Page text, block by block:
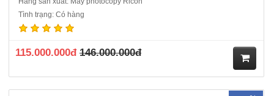
Tình trạng: Có hàng
115.000.000đ 146.000.000đ
hãng nguyên đai, nguyên kiện , CO, CQ chính hãng. Chức năng
chính: Photocopy, In mạng, Scan màu Tốc độ sao chụp liên tục: 35